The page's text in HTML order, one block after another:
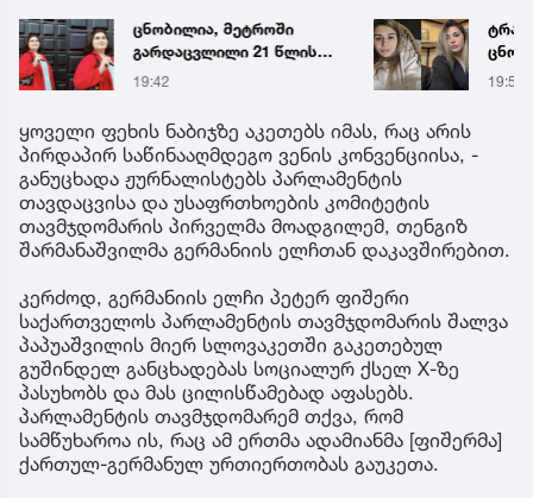
ცნობილია, მეტროში
გარდაცვლილი 21 წლის
მარიამ ტყემალაძის
19:42 19:58
ყოველი ფეხის ნაბიჯზე აკეთებს იმას, რაც არის
პირდაპირ საწინააღმდეგო ვენის კონვენციისა, -
განუცხადა ჟურნალისტებს პარლამენტის
თავდაცვისა და უსაფრთხოების კომიტეტის
თავმჯდომარის პირველმა მოადგილემ, თენგიზ
შარმანაშვილმა გერმანიის ელჩთან დაკავშირებით.
კერძოდ, გერმანიის ელჩი პეტერ ფიშერი
საქართველოს პარლამენტის თავმჯდომარის შალვა
პაპუაშვილის მიერ სლოვაკეთში გაკეთებულ
გუშინდელ განცხადებას სოციალურ ქსელ X-ზე
პასუხობს და მას ცილისწამებად აფასებს.
პარლამენტის თავმჯდომარემ თქვა, რომ
სამწუხაროა ის, რაც ამ ერთმა ადამიანმა [ფიშერმა]
ქართულ-გერმანულ ურთიერთობას გაუკეთა.